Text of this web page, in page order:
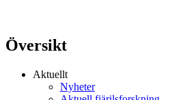
Översikt
Aktuellt
Nyheter